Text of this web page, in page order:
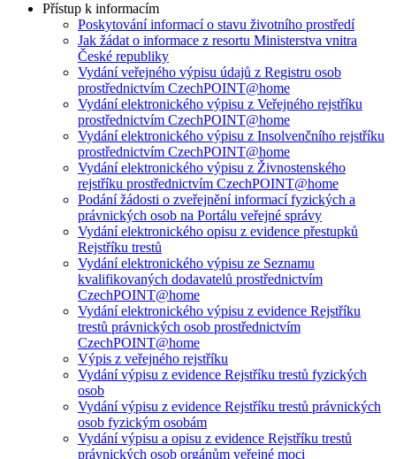
Přístup k informacím
Poskytování informací o stavu životního prostředí
Jak žádat o informace z resortu Ministerstva vnitra
České republiky
Vydání veřejného výpisu údajů z Registru osob
prostřednictvím CzechPOINT@home
Vydání elektronického výpisu z Veřejného rejstříku
prostřednictvím CzechPOINT@home
Vydání elektronického výpisu z Insolvenčního rejstříku
prostřednictvím CzechPOINT@home
Vydání elektronického výpisu z Živnostenského
rejstříku prostřednictvím CzechPOINT@home
Podání žádosti o zveřejnění informací fyzických a
právnických osob na Portálu veřejné správy
Vydání elektronického opisu z evidence přestupků
Rejstříku trestů
Vydání elektronického výpisu ze Seznamu
kvalifikovaných dodavatelů prostřednictvím
CzechPOINT@home
Vydání elektronického výpisu z evidence Rejstříku
trestů právnických osob prostřednictvím
CzechPOINT@home
Výpis z veřejného rejstříku
Vydání výpisu z evidence Rejstříku trestů fyzických
osob
Vydání výpisu z evidence Rejstříku trestů právnických
osob fyzickým osobám
Vydání výpisu a opisu z evidence Rejstříku trestů
právnických osob orgánům veřejné moci